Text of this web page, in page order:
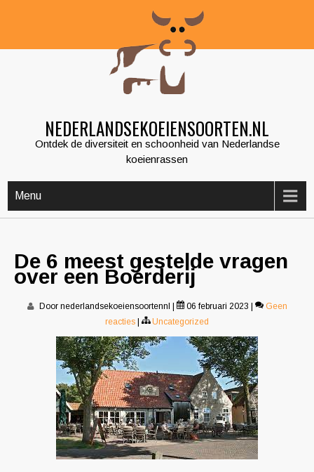
NEDERLANDSEKOEIENSOORTEN.NL
Ontdek de diversiteit en schoonheid van Nederlandse
koeienrassen
Menu
De 6 meest gestelde vragen
over een Boerderij
Door nederlandsekoeiensoortennl 06 februari 2023
Geen
reacties
Uncategorized